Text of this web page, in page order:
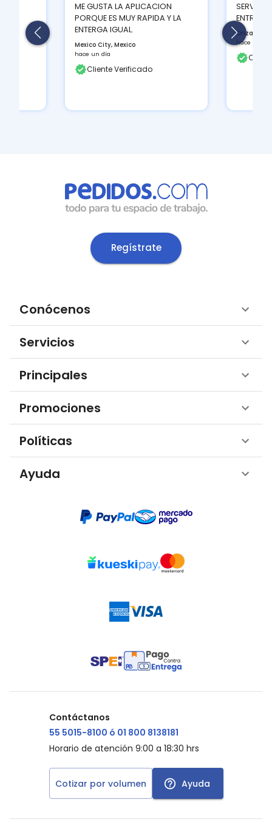
ME GUSTA LA APLICACION
PORQUE ES MUY RAPIDA Y LA
ENTERGA IGUAL.
Mexico City, Mexico
hace un día
Cliente Verificado
Orizaba,
hace un día
Regístrate
Conócenos
Servicios
Principales
Promociones
Políticas
Ayuda
Contáctanos
55 5015-8100 ó 01 800 8138181
Horario de atención 9:00 a 18:30 hrs
Cotizar por volumen Ayuda